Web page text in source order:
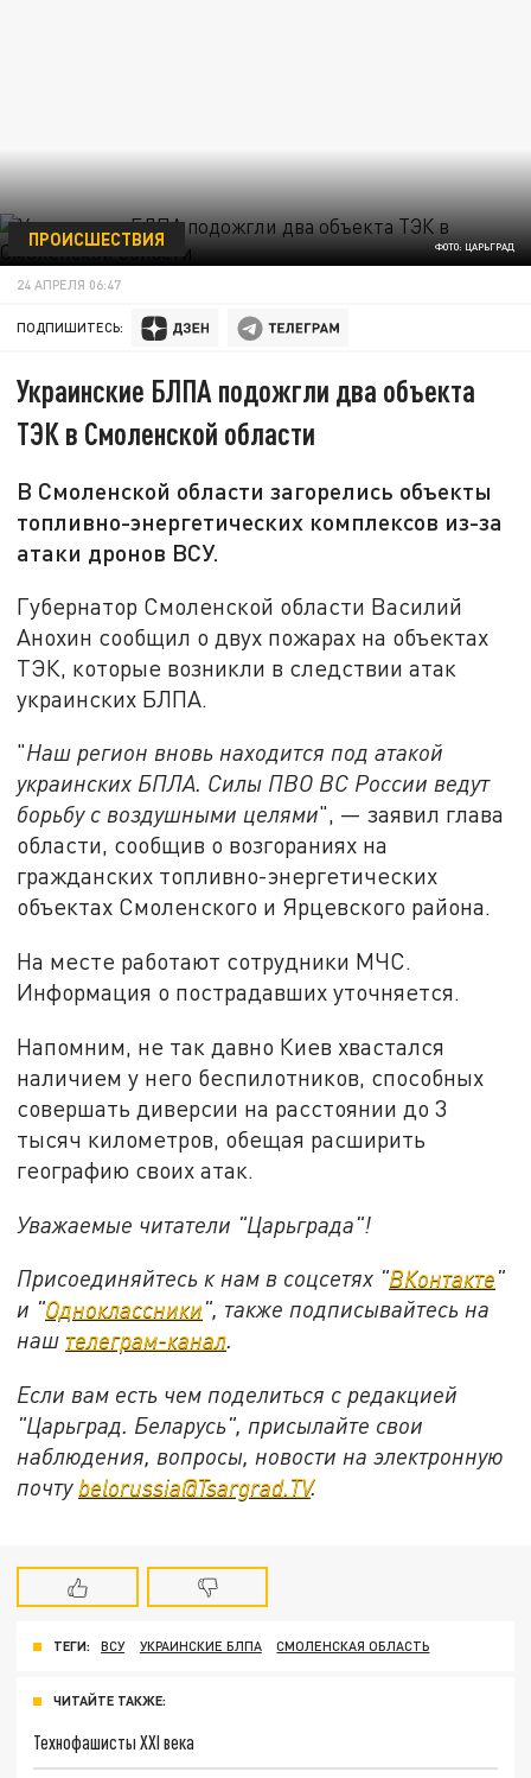
ФОТО: ЦАРЬГРАД
ПРОИСШЕСТВИЯ
24 АПРЕЛЯ 06:47
ПОДПИШИТЕСЬ:
Украинские БЛПА подожгли два объекта
ТЭК в Смоленской области
В Смоленской области загорелись объекты
топливно-энергетических комплексов из-за
атаки дронов ВСУ.
Губернатор Смоленской области Василий
Анохин сообщил о двух пожарах на объектах
ТЭК, которые возникли в следствии атак
украинских БЛПА.
"Наш регион вновь находится под атакой
украинских БПЛА. Силы ПВО ВС России ведут
борьбу с воздушными целями", — заявил глава
области, сообщив о возгораниях на
гражданских топливно-энергетических
объектах Смоленского и Ярцевского района.
На месте работают сотрудники МЧС.
Информация о пострадавших уточняется.
Напомним, не так давно Киев хвастался
наличием у него беспилотников, способных
совершать диверсии на расстоянии до 3
тысяч километров, обещая расширить
географию своих атак.
Уважаемые читатели "Царьграда"!
Присоединяйтесь к нам в соцсетях "ВКонтакте"
и "Одноклассники", также подписывайтесь на
наш телеграм-канал.
Если вам есть чем поделиться с редакцией
"Царьград. Беларусь", присылайте свои
наблюдения, вопросы, новости на электронную
почту belorussia@Tsargrad.TV.
ТЕГИ: ВСУ УКРАИНСКИЕ БЛПА СМОЛЕНСКАЯ ОБЛАСТЬ
ЧИТАЙТЕ ТАКЖЕ:
Технофашисты XXI века